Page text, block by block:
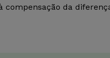
compensação da